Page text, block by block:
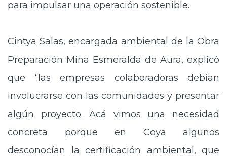
para impulsar una operación sostenible.
Cintya Salas, encargada ambiental de la Obra
Preparación Mina Esmeralda de Aura, explicó
que “las empresas colaboradoras debían
involucrarse con las comunidades y presentar
algún proyecto. Acá vimos una necesidad
concreta porque en Coya algunos
desconocían la certificación ambiental, que